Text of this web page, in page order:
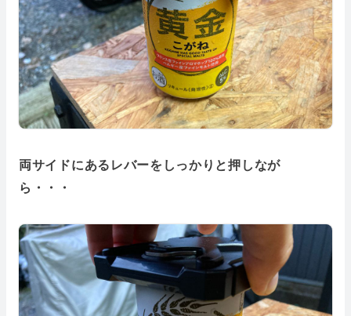
両サイドにあるレバーをしっかりと押しなが
ら・・・